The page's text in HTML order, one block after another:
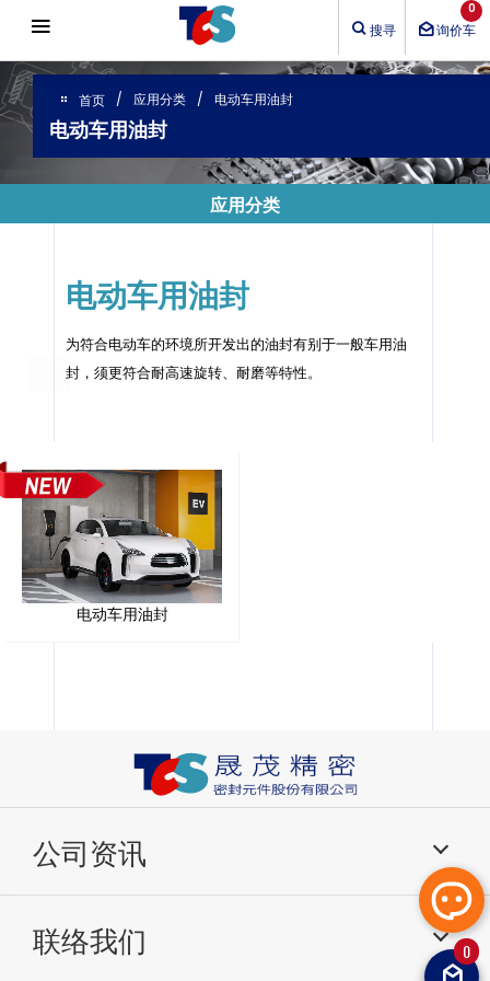
搜寻
0
询价车
首页 应用分类 电动车用油封
电动车用油封
应用分类
电动车用油封
为符合电动车的环境所开发出的油封有别于一般车用油
封，须更符合耐高速旋转、耐磨等特性。
电动车用油封
公司资讯
关于我们
联络我们 0